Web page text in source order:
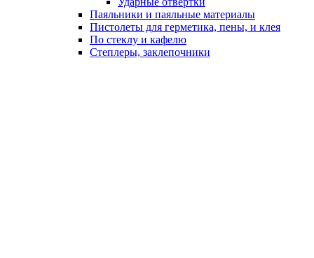
Паяльники и паяльные материалы
Пистолеты для герметика, пены, и клея
По стеклу и кафелю
Степлеры, заклепочники